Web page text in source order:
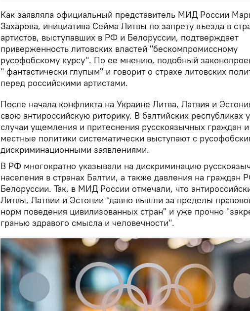
Как заявляла официальный представитель МИД России
Захарова, инициатива Сейма Литвы по запрету въезда в
артистов, выступавших в РФ и Белоруссии, подтверждает
приверженность литовских властей "бескомпромиссному
русофобскому курсу". По ее мнению, подобный
" фантастически глупым" и говорит о страхе литовских
перед российскими артистами.
После начала конфликта на Украине Литва, Латвия и
свою антироссийскую риторику. В балтийских республиках
случаи ущемления и притеснения русскоязычных граждан
местные политики систематически выступают с
дискриминационными заявлениями.
В РФ многократно указывали на дискриминацию
населения в странах Балтии, а также давления на граждан
Белоруссии. Так, в МИД России отмечали, что
Литвы, Латвии и Эстонии "давно вышли за пределы
норм поведения цивилизованных стран" и уже прочно
гранью здравого смысла и человечности".